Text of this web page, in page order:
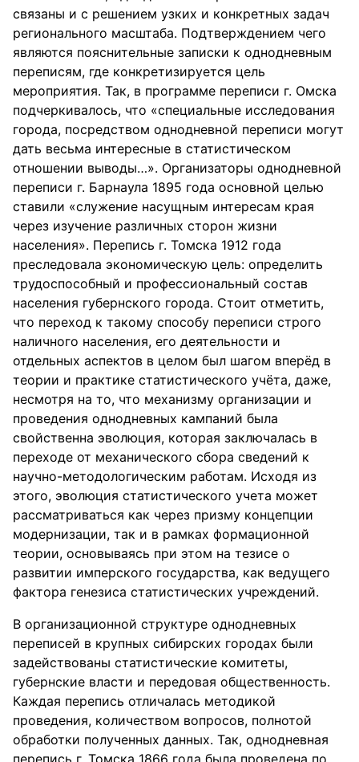
связаны и с решением узких и конкретных задач
регионального масштаба. Подтверждением чего
являются пояснительные записки к однодневным
переписям, где конкретизируется цель
мероприятия. Так, в программе переписи г. Омска
подчеркивалось, что «специальные исследования
города, посредством однодневной переписи могут
дать весьма интересные в статистическом
отношении выводы…». Организаторы однодневной
переписи г. Барнаула 1895 года основной целью
ставили «служение насущным интересам края
через изучение различных сторон жизни
населения». Перепись г. Томска 1912 года
преследовала экономическую цель: определить
трудоспособный и профессиональный состав
населения губернского города. Стоит отметить,
что переход к такому способу переписи строго
наличного населения, его деятельности и
отдельных аспектов в целом был шагом вперёд в
теории и практике статистического учёта, даже,
несмотря на то, что механизму организации и
проведения однодневных кампаний была
свойственна эволюция, которая заключалась в
переходе от механического сбора сведений к
научно-методологическим работам. Исходя из
этого, эволюция статистического учета может
рассматриваться как через призму концепции
модернизации, так и в рамках формационной
теории, основываясь при этом на тезисе о
развитии имперского государства, как ведущего
фактора генезиса статистических учреждений.
В организационной структуре однодневных
переписей в крупных сибирских городах были
задействованы статистические комитеты,
губернские власти и передовая общественность.
Каждая перепись отличалась методикой
проведения, количеством вопросов, полнотой
обработки полученных данных. Так, однодневная
перепись г. Томска 1866 года была проведена по